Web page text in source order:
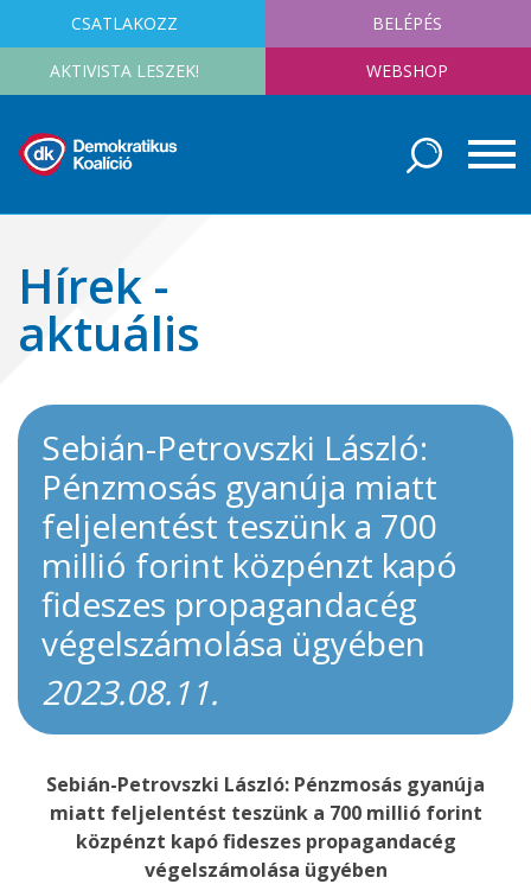
CSATLAKOZZ BELÉPÉS
AKTIVISTA LESZEK! WEBSHOP
Hírek -
aktuális
Sebián-Petrovszki László:
Pénzmosás gyanúja miatt
feljelentést teszünk a 700
millió forint közpénzt kapó
fideszes propagandacég
végelszámolása ügyében
2023.08.11.
Sebián-Petrovszki László: Pénzmosás gyanúja
miatt feljelentést teszünk a 700 millió forint
közpénzt kapó fideszes propagandacég
végelszámolása ügyében